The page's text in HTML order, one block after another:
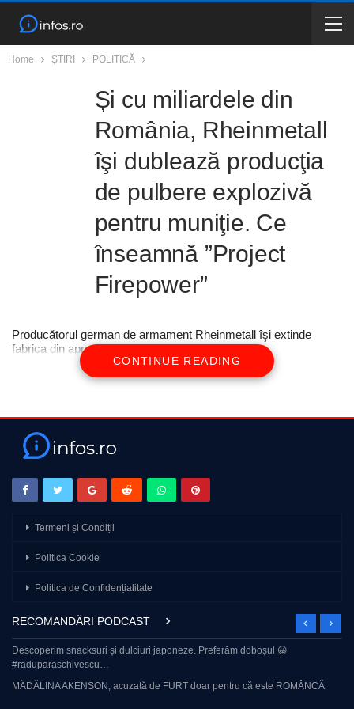
Home ȘTIRI POLITICĂ
Și cu miliardele din
România, Rheinmetall
îşi dublează producţia
de pulbere explozivă
pentru muniţie. Ce
înseamnă ”Project
Firepower”
Producătorul german de armament Rheinmetall îşi extinde
fabrica din apropierea oraşului Munchen
CONTINUE READING
Termeni și Condiții
Politica Cookie
Politica de Confidențialitate
RECOMANDĂRI PODCAST
Descoperim snacksuri și dulciuri japoneze. Preferăm doboșul 😀
#raduparaschivescu…
MĂDĂLINA AKENSON, acuzată de FURT doar pentru că este ROMÂNCĂ